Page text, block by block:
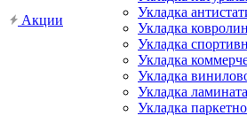
Акции
Укладка
Укладка
Укладка
Укладка
Укладка
Укладка ламината
Укладка